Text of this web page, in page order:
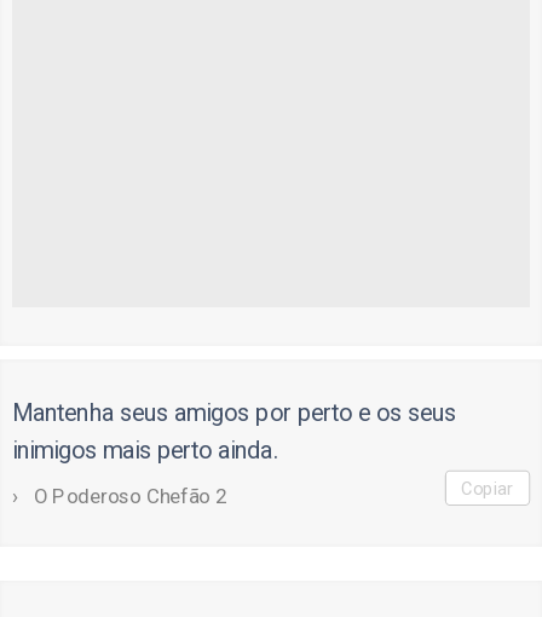
Mantenha seus amigos por perto e os seus
inimigos mais perto ainda.
O Poderoso Chefão 2 Copiar